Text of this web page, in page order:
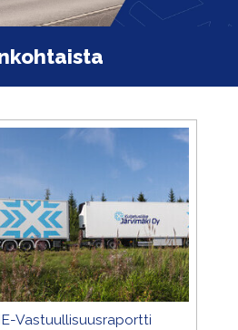
Vastuullisuusraportti